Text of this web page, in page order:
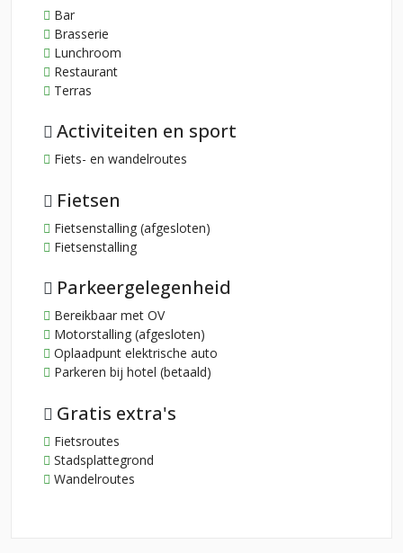
Bar
Brasserie
Lunchroom
Restaurant
Terras
Activiteiten en sport
Fiets- en wandelroutes
Fietsen
Fietsenstalling (afgesloten)
Fietsenstalling
Parkeergelegenheid
Bereikbaar met OV
Motorstalling (afgesloten)
Oplaadpunt elektrische auto
Parkeren bij hotel (betaald)
Gratis extra's
Fietsroutes
Stadsplattegrond
Wandelroutes